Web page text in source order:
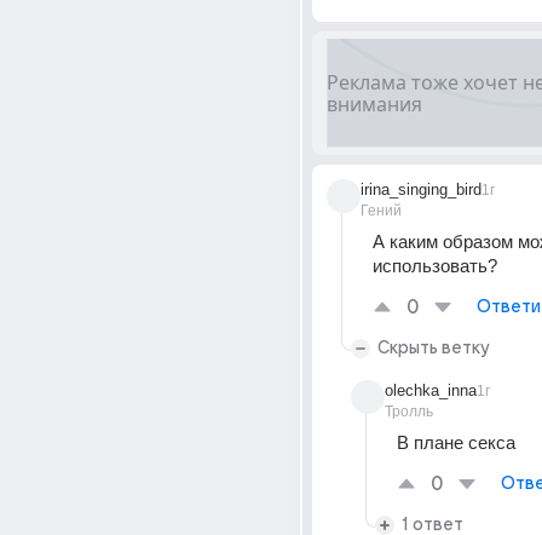
irina_singing_bird
Гений
1г
А каким образом
использовать?
0
Скрыть ветку
olechka_inna
Тролль
1г
В плане секса
0
1 ответ